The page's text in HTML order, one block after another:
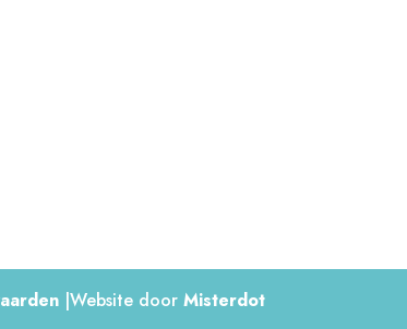
|Website door Misterdot